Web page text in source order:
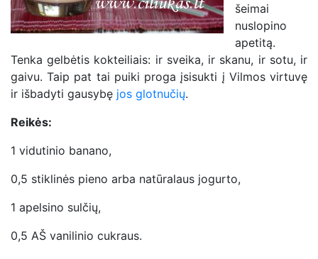
šeimai
nuslopino
apetitą.
Tenka gelbėtis kokteiliais: ir sveika, ir skanu, ir sotu, ir
gaivu. Taip pat tai puiki proga įsisukti į Vilmos virtuvę
ir išbadyti gausybę jos glotnučių.
Reikės:
1 vidutinio banano,
0,5 stiklinės pieno arba natūralaus jogurto,
1 apelsino sulčių,
0,5 AŠ vanilinio cukraus.